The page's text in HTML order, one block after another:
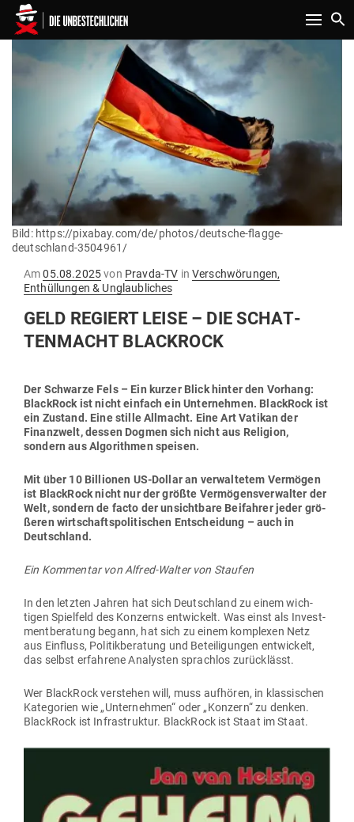
Toggle
Bild: https://pixabay.com/de/photos/deutsche-flagge-
deutschland-3504961/
AmGepostet
am
05.08.2025von Pravda-TV in Verschwörungen,
Enthüllungen & Unglaubliches
GELD REGIERT LEISE – DIE SCHAT­
TEN­MACHT BLACKROCK
Der Schwarze Fels – Ein kurzer Blick hinter den Vorhang:
BlackRock ist nicht einfach ein Unter­nehmen. BlackRock ist
ein Zustand. Eine stille All­macht. Eine Art Vatikan der
Finanzwelt, dessen Dogmen sich nicht aus Religion,
sondern aus Algo­rithmen speisen.
Mit über 10 Bil­lionen US-Dollar an ver­wal­tetem Ver­mögen
ist BlackRock nicht nur der größte Ver­mö­gens­ver­walter der
Welt, sondern de facto der unsichtbare Bei­fahrer jeder grö­
ßeren wirt­schafts­po­li­ti­schen Ent­scheidung – auch in
Deutschland.
Ein Kom­mentar von Alfred-Walter von Staufen
In den letzten Jahren hat sich Deutschland zu einem wich­
tigen Spielfeld des Kon­zerns ent­wi­ckelt. Was einst als Invest­
ment­be­ratung begann, hat sich zu einem kom­plexen Netz
aus Ein­fluss, Poli­tik­be­ratung und Betei­li­gungen ent­wi­ckelt,
das selbst erfahrene Ana­lysten sprachlos zurücklässt.
Wer BlackRock ver­stehen will, muss auf­hören, in klas­si­schen
Kate­gorien wie „Unter­nehmen“ oder „Konzern“ zu denken.
BlackRock ist Infra­struktur. BlackRock ist Staat im Staat.